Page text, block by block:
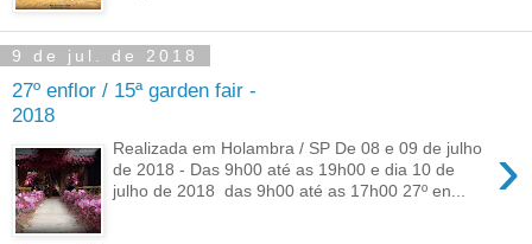
9 de jul. de 2018
27º enflor / 15ª garden fair -
2018
›
Realizada em Holambra / SP De 08 e 09 de julho
de 2018 - Das 9h00 até as 19h00 e dia 10 de
julho de 2018 das 9h00 até as 17h00 27º en...